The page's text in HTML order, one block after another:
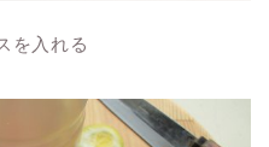
を入れる